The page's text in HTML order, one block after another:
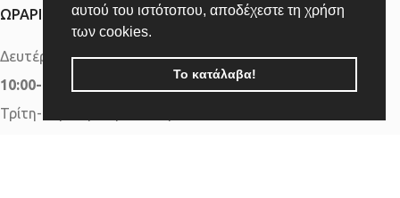
αυτού του ιστότοπου, αποδέχεστε τη χρήση
των cookies.
Το κατάλαβα!
ΩΡΑΡΙΟ ΛΕΙΤΟΥΡΓΙΑΣ
Δευτέρα-Τετάρτη-Σάββατο:
10:00-15:00
Τρίτη-Πέμπτη-Παρασκευή: